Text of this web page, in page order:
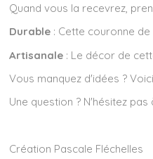
Quand vous la recevrez,
Durable : Cette couronne
Artisanale : Le décor de
Vous manquez d'idées ?
Une question ? N'hésitez
Création Pascale Fléchelles